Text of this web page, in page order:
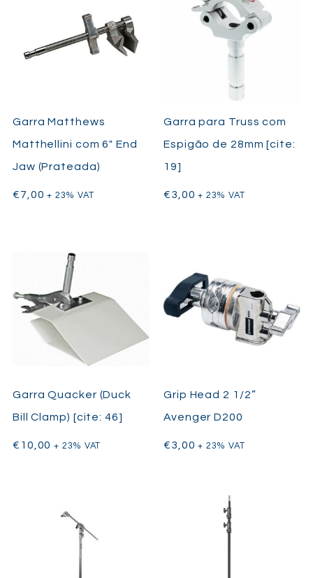
Garra Matthews
Matthellini com 6″ End
Jaw (Prateada)
€7,00 + 23% VAT
Garra para Truss com
Espigão de 28mm [cite:
19]
€3,00 + 23% VAT
Garra Quacker (Duck
Bill Clamp) [cite: 46]
€ 10,00 + 23% VAT
Grip Head 2 1/2”
Avenger D200
€3,00 + 23% VAT